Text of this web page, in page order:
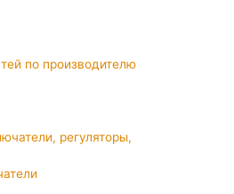
по производителю
регуляторы,